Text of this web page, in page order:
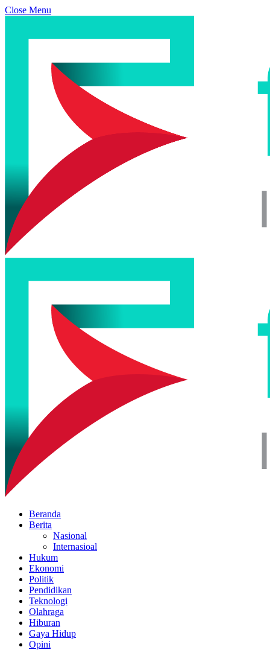
Close Menu
Beranda
Berita
Nasional
Internasioal
Hukum
Ekonomi
Politik
Pendidikan
Teknologi
Olahraga
Hiburan
Gaya Hidup
Opini